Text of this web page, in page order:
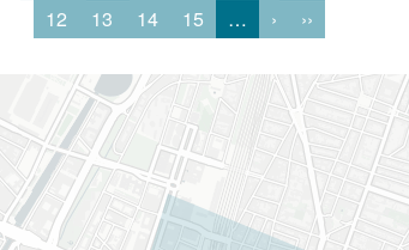
12
13 14 15 … › ››